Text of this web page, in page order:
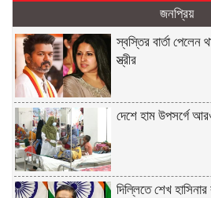
জনপ্রিয়
স্বস্তির বার্তা পেলেন
স্ত্রীর
দেশে হাম উপসর্গে
দিল্লিতে শেখ